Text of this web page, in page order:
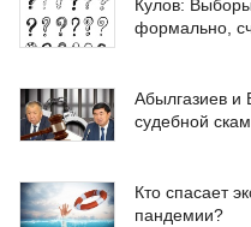
Кулов:
формально,
Абылгазиев и
судебной
Кто спасает
пандемии?